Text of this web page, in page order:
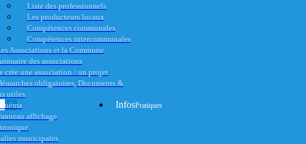
Liste des professionnels
Les producteurs locaux
Compétences communales
Compétences intercommunales
Associations et la Commune
des associations
crée une association / un projet
obligatoires, Documents &
utiles
affichage
municipales
InfosPratiques